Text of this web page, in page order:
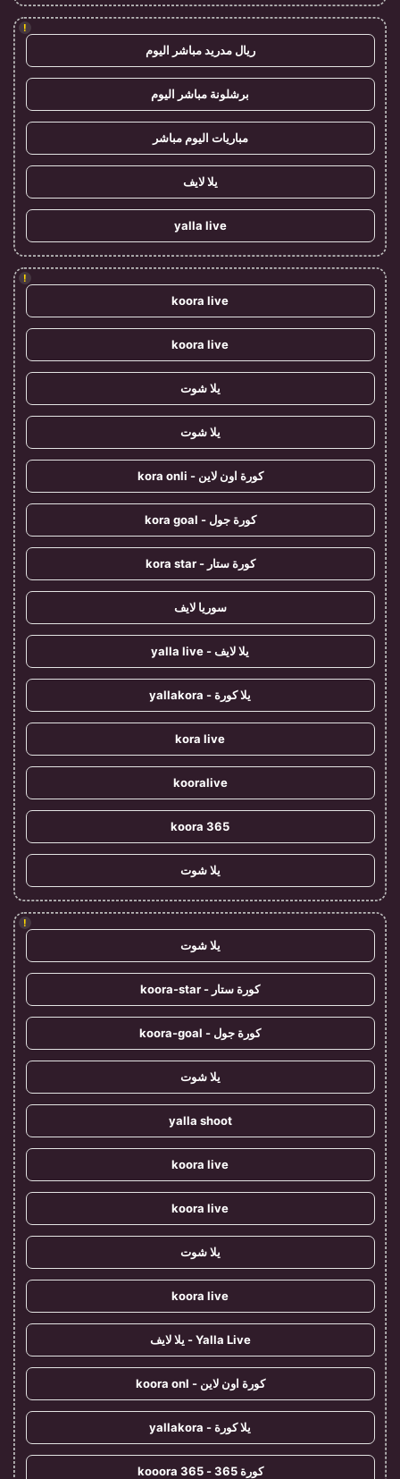
!
ريال مدريد مباشر اليوم
برشلونة مباشر اليوم
مباريات اليوم مباشر
يلا لايف
yalla live
!
koora live
koora live
يلا شوت
يلا شوت
كورة اون لاين - kora onli
كورة جول - kora goal
كورة ستار - kora star
سوريا لايف
يلا لايف - yalla live
يلا كورة - yallakora
kora live
kooralive
koora 365
يلا شوت
!
يلا شوت
كورة ستار - koora-star
كورة جول - koora-goal
يلا شوت
yalla shoot
koora live
koora live
يلا شوت
koora live
Yalla Live - يلا لايف
كورة اون لاين - koora onl
يلا كورة - yallakora
كورة 365 - kooora 365